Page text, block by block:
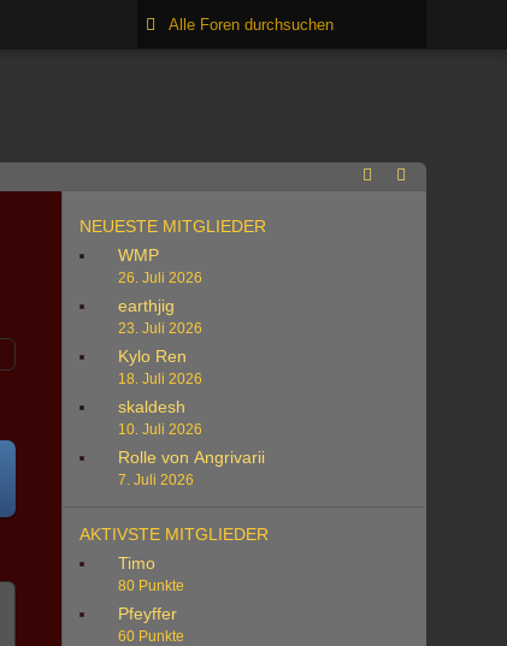
NEUESTE MITGLIEDER
WMP
26. Juli 2026
earthjig
23. Juli 2026
Kylo Ren
18. Juli 2026
skaldesh
10. Juli 2026
Rolle von Angrivarii
7. Juli 2026
AKTIVSTE MITGLIEDER
Timo
80 Punkte
Pfeyffer
60 Punkte